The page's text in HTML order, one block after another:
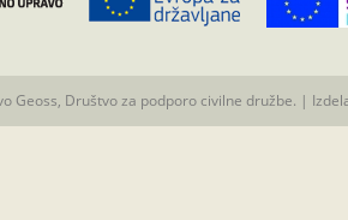
Geoss, Društvo za podporo civilne družbe. |